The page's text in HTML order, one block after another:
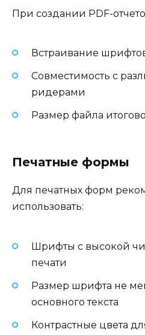
При создании PDF-
Встраивание
Совместимость с
ридерами
Размер файла
Печатные формы
Для печатных форм
использовать:
Шрифты с высокой
печати
Размер шрифта не
основного текста
Контрастные цвета